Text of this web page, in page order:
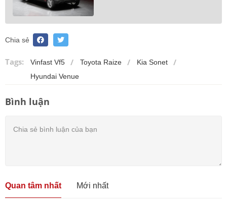
Chia sẻ
Tags: Vinfast Vf5 Toyota Raize
Kia Sonet
Hyundai Venue
Bình luận
Quan tâm nhất Mới nhất